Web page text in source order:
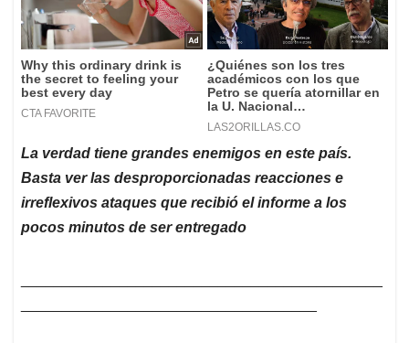
La verdad tiene grandes enemigos en este país.
Basta ver las desproporcionadas reacciones e
irreflexivos ataques que recibió el informe a los
pocos minutos de ser entregado